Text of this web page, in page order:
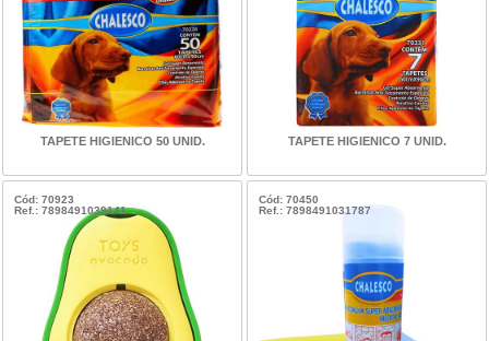
TAPETE HIGIENICO 50 UNID. TAPETE HIGIENICO 7 UNID.
Cód: 70923
Ref.: 7898491039141
Cód: 70450
Ref.: 7898491031787